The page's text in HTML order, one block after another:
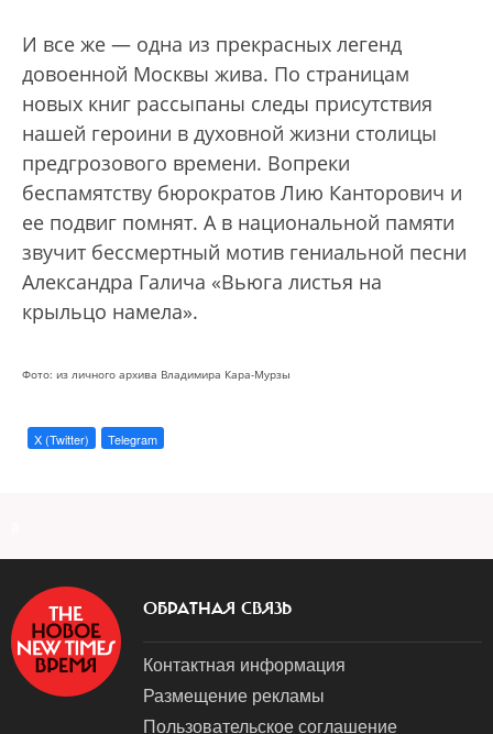
И все же — одна из прекрасных легенд
довоенной Москвы жива. По страницам
новых книг рассыпаны следы присутствия
нашей героини в духовной жизни столицы
предгрозового времени. Вопреки
беспамятству бюрократов Лию Канторович и
ее подвиг помнят. А в национальной памяти
звучит бессмертный мотив гениальной песни
Александра Галича «Вьюга листья на
крыльцо намела».
Фото: из личного архива Владимира Кара-Мурзы
X (Twitter) Telegram
ОБРАТНАЯ СВЯЗЬ
Контактная информация
Размещение рекламы
Пользовательское соглашение